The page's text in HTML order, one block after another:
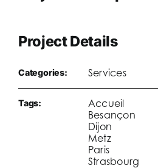
Project Details
Categories: Services
Tags:
Accueil
Besançon
Dijon
Metz
Paris
Strasbourg